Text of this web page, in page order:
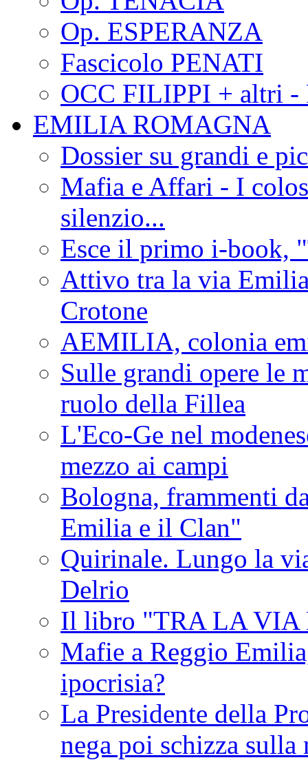
Op. ESPERANZA
Fascicolo PENATI
OCC FILIPPI + altri -
EMILIA ROMAGNA
Dossier su grandi e
Mafia e Affari - I
silenzio...
Esce il primo i-book,
Attivo tra la via
Crotone
AEMILIA, colonia
Sulle grandi opere le
ruolo della Fillea
L'Eco-Ge nel
mezzo ai campi
Bologna, frammenti
Emilia e il Clan"
Quirinale. Lungo la
Delrio
Il libro "TRA LA
Mafie a Reggio
ipocrisia?
La Presidente della
nega poi schizza sulla